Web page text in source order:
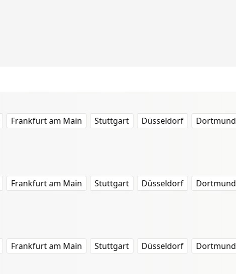
Frankfurt am Main Stuttgart Düsseldorf Dortmund
Frankfurt am Main Stuttgart Düsseldorf Dortmund
Frankfurt am Main Stuttgart Düsseldorf Dortmund